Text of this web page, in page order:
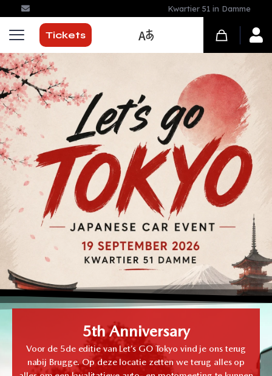
19 SEPTEMBER 2026
Tickets
5th Anniversary
Voor de 5de editie van Let’s GO Tokyo vind je ons terug
nabij Brugge. Op deze locatie zetten we terug alles op